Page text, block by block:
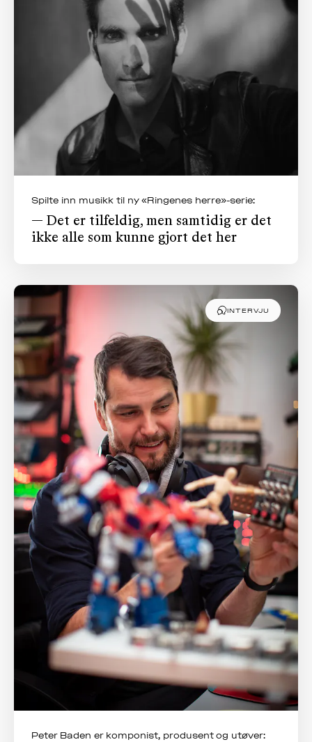
Spilte inn musikk til ny «Ringenes herre»-serie:
— Det er tilfeldig, men samtidig er det
ikke alle som kunne gjort det her
INTERVJU
Peter Baden er komponist, produsent og utøver: